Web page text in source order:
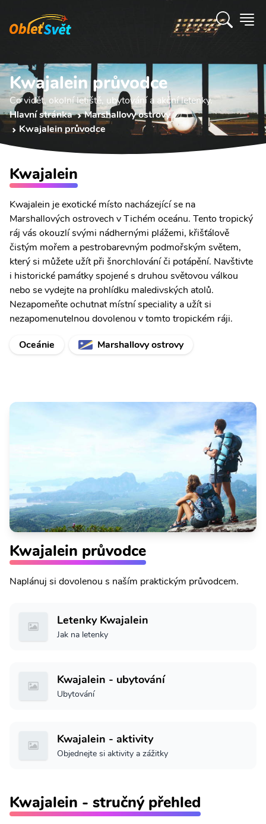
Kwajalein průvodce
Co vidět, okolní letiště, ubytování a akční letenky.
Hlavní stránka
Marshallovy ostrovy
Kwajalein průvodce
Kwajalein
Kwajalein je exotické místo nacházející se na
Marshallových ostrovech v Tichém oceánu. Tento tropický
ráj vás okouzlí svými nádhernými plážemi, křišťálově
čistým mořem a pestrobarevným podmořským světem,
který si můžete užít při šnorchlování či potápění. Navštivte
i historické památky spojené s druhou světovou válkou
nebo se vydejte na prohlídku maledivských atolů.
Nezapomeňte ochutnat místní speciality a užít si
nezapomenutelnou dovolenou v tomto tropickém ráji.
Oceánie
Marshallovy ostrovy
Kwajalein průvodce
Naplánuj si dovolenou s naším praktickým průvodcem.
Letenky Kwajalein
Jak na letenky
Kwajalein - ubytování
Ubytování
Kwajalein - aktivity
Objednejte si aktivity a zážitky
Kwajalein - stručný přehled